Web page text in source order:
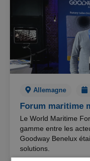
Allemagne
Forum maritime
Le World Maritime
gamme entre les
Goodway Benelux
solutions.